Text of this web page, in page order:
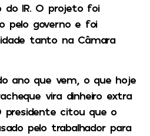
do IR. O projeto foi
pelo governo e foi
tanto na Câmara
ano que vem, o que hoje
vira dinheiro extra
presidente citou que o
pelo trabalhador para